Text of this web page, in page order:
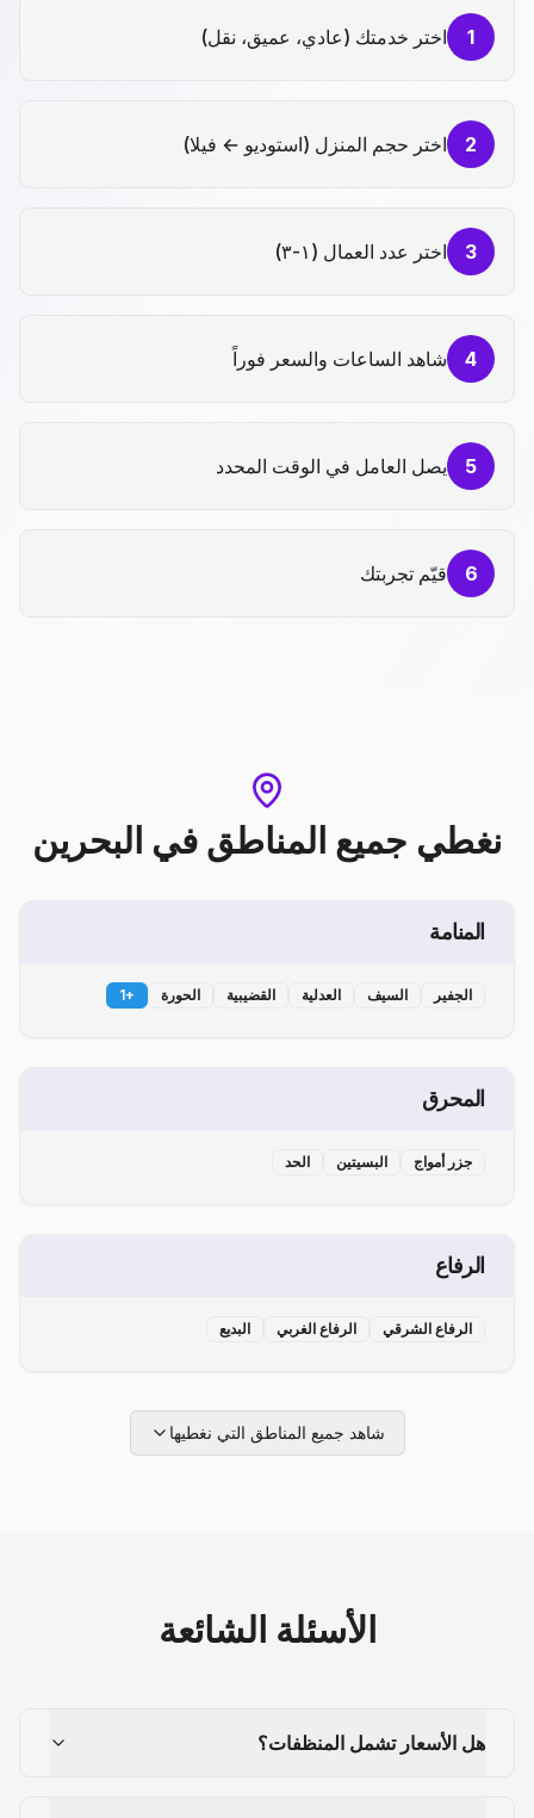
1 اختر خدمتك (عادي، عميق، نقل)
2 اختر حجم المنزل (استوديو ← فيلا)
3 اختر عدد العمال (١-٣)
4 شاهد الساعات والسعر فوراً
5 يصل العامل في الوقت المحدد
6 قيّم تجربتك
نغطي جميع المناطق في البحرين
المنامة
الجفير السيف العدلية القضيبية الحورة +
1
المحرق
جزر أمواج البسيتين الحد
الرفاع
الرفاع الشرقي الرفاع الغربي البديع
شاهد جميع المناطق التي نغطيها
الأسئلة الشائعة
هل الأسعار تشمل المنظفات؟